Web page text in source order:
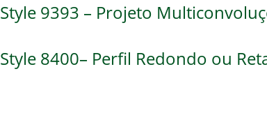
Style 9393 – Projeto
Style 8400– Perfil Redondo ou